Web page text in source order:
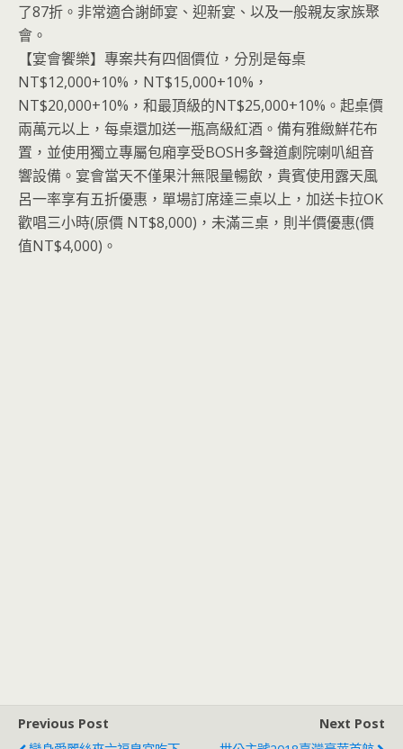
了87折。非常適合謝師宴、迎新宴、以及一般親友家族聚
會。
【宴會饗樂】專案共有四個價位，分別是每桌
NT$12,000+10%，NT$15,000+10%，
NT$20,000+10%，和最頂級的NT$25,000+10%。起桌價
兩萬元以上，每桌還加送一瓶高級紅酒。備有雅緻鮮花布
置，並使用獨立專屬包廂享受BOSH多聲道劇院喇叭組音
響設備。宴會當天不僅果汁無限量暢飲，貴賓使用露天風
呂一率享有五折優惠，單場訂席達三桌以上，加送卡拉OK
歡唱三小時(原價 NT$8,000)，未滿三桌，則半價優惠(價
值NT$4,000)。
Previous Post
Next Post